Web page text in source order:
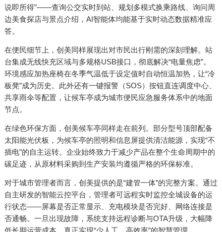
说即所得”——查询公交实时到站、规划多模式换乘路线、询问周
边美食探店与景点介绍，AI智能体均能基于实时动态数据精准应
答。
在便民细节上，创美同样展现出对市民出行刚需的深刻理解。站
台集成无线快充区域与多规格USB接口，彻底解决“电量焦虑”。
环境感应加热座椅在冬季气温低于设定值时自动恒温加热，让“冷
板凳”成为历史。此外还有一键报警（SOS）按钮直连调度中心、
共享雨伞等配置，让候车亭成为城市便民应急服务体系中的地面
节点。
在绿色环保方面，创美候车亭同样走在前列。部分型号顶部配备
太阳能光伏板，为候车亭的照明和信息屏提供清洁能源，实现“不
插电”的自主运转。企业始终致力于减少产品在整个生命周期中的
碳足迹，从原材料采购到生产安装均遵循严格的环保标准。
对于城市管理者而言，创美提供的是“建管一体”的完整方案。通过
自主研发的智能云控平台，管理者可远程实时监控全城设备的运
行状态——屏幕是否正常显示、充电模块是否完好、网络连接是
否通畅。一旦出现故障，系统支持远程诊断与OTA升级，大幅降
低长期运营成本，真正实现“少人工、高效率”的智慧管理。